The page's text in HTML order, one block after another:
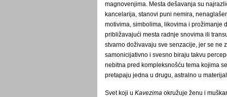
magnovenjima. Mesta dešavanja su
kancelarija, stanovi puni nemira,
motivima, simbolima, likovima i prožimanje
približavajući mesta radnje snovima ili
stvarno doživavaju sve senzacije, jer se ne
samonicijativno i svesno biraju takvu
nebitna pred kompleksnošću tema kojima
pretapaju jedna u drugu, astralno u
Svet koji u Kavezima okružuje ženu i